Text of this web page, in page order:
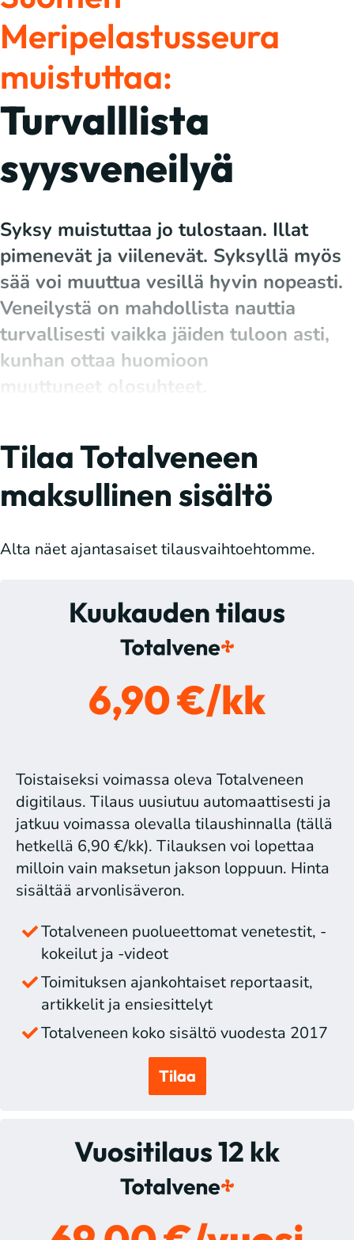
Meripelastusseura
muistuttaa:
Turvalllista
syysveneilyä
Syksy muistuttaa jo tulostaan. Illat
pimenevät ja viilenevät. Syksyllä myös
sää voi muuttua vesillä hyvin nopeasti.
Veneilystä on mahdollista nauttia
turvallisesti vaikka jäiden tuloon asti,
kunhan ottaa huomioon
muuttuneet olosuhteet.
Tilaa Totalveneen
maksullinen sisältö
Alta näet ajantasaiset tilausvaihtoehtomme.
Kuukauden tilaus
6,90 €/kk
Toistaiseksi voimassa oleva Totalveneen
digitilaus. Tilaus uusiutuu automaattisesti ja
jatkuu voimassa olevalla tilaushinnalla (tällä
hetkellä 6,90 €/kk). Tilauksen voi lopettaa
milloin vain maksetun jakson loppuun. Hinta
sisältää arvonlisäveron.
Totalveneen puolueettomat venetestit, -
kokeilut ja -videot
Toimituksen ajankohtaiset reportaasit,
artikkelit ja ensiesittelyt
Totalveneen koko sisältö vuodesta 2017
Tilaa
Vuositilaus 12 kk